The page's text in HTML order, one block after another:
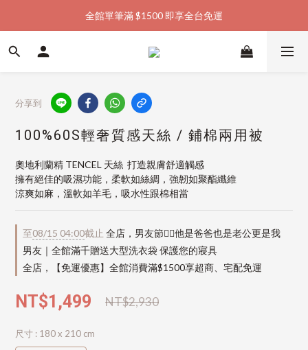
加入會員購物金  馬上領  馬上折
全館單筆滿 $1500 即享全台免運
加入會員購物金  馬上領  馬上折
分享到
100%60S輕奢質感天絲 / 鋪棉兩用被
奧地利蘭精 TENCEL 天絲  打造親膚舒適觸感
擁有絕佳的吸濕功能，柔軟如絲綢，強韌如聚酯纖維
涼爽如麻，溫軟如羊毛，吸水性跟棉相當
至08/15 04:00截止 全店，男友節👱‍♂️他是爸爸也是老公更是我
男友｜全館滿千贈送大型洗衣袋 保護您的寢具
全店，【免運優惠】全館消費滿$1500享超商、宅配免運
NT$1,499 NT$2,930
尺寸 : 180 x 210 cm